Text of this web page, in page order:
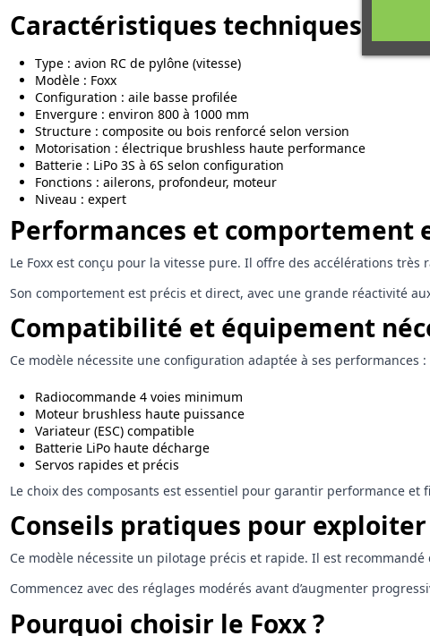
Caractéristiques techniques
Type : avion RC de pylône (vitesse)
Modèle : Foxx
Configuration : aile basse profilée
Envergure : environ 800 à 1000 mm
Structure : composite ou bois renforcé selon version
Motorisation : électrique brushless haute performance
Batterie : LiPo 3S à 6S selon configuration
Fonctions : ailerons, profondeur, moteur
Niveau : expert
Performances et comportement
Le Foxx est conçu pour la vitesse pure. Il offre des accélérations
Son comportement est précis et direct, avec une grande réactivité
Compatibilité et équipement
Ce modèle nécessite une configuration adaptée à ses performances :
Radiocommande 4 voies minimum
Moteur brushless haute puissance
Variateur (ESC) compatible
Batterie LiPo haute décharge
Servos rapides et précis
Le choix des composants est essentiel pour garantir performance et
Conseils pratiques pour exploiter
Ce modèle nécessite un pilotage précis et rapide. Il est
Commencez avec des réglages modérés avant d’augmenter
Pourquoi choisir le Foxx ?